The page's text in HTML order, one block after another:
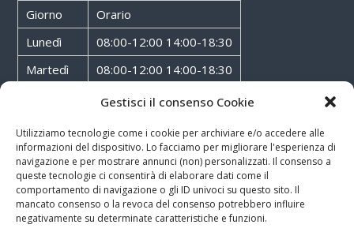
Gestisci il consenso Cookie
Utilizziamo tecnologie come i cookie per archiviare e/o accedere alle
informazioni del dispositivo. Lo facciamo per migliorare l'esperienza di
navigazione e per mostrare annunci (non) personalizzati. Il consenso a
queste tecnologie ci consentirà di elaborare dati come il
comportamento di navigazione o gli ID univoci su questo sito. Il
mancato consenso o la revoca del consenso potrebbero influire
negativamente su determinate caratteristiche e funzioni.
Giorno
Orario
Lunedì
08:00-12:00 14:00-18:30
Martedì
08:00-12:00 14:00-18:30
08:00-12:00 14:00-18:30
Venerdì
08:00-12:00 14:00-18:30
Sabato
08:00-12:00